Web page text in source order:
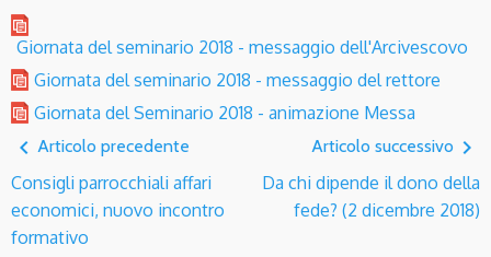
Giornata del seminario 2018 - messaggio dell'Arcivescovo
Giornata del seminario 2018 - messaggio del rettore
Giornata del Seminario 2018 - animazione Messa
navigate_before Articolo precedente
Consigli parrocchiali affari
economici, nuovo incontro
formativo
Articolo successivo navigate_next
Da chi dipende il dono della
fede? (2 dicembre 2018)